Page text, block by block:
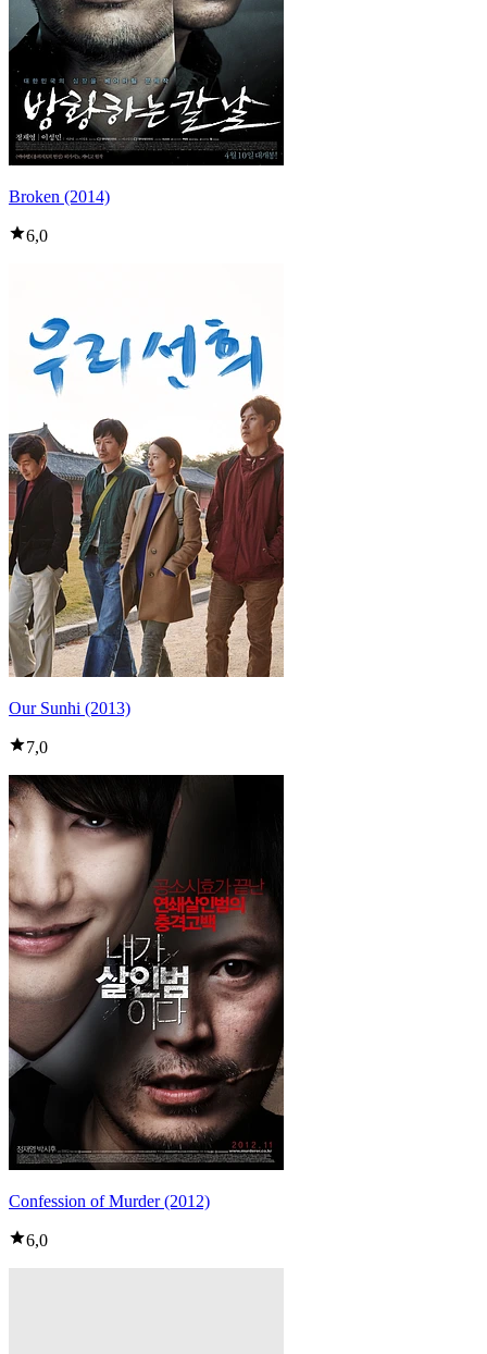
Broken (2014)
6,0
Our Sunhi (2013)
7,0
Confession of Murder (2012)
6,0